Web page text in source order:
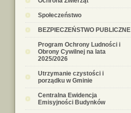
Społeczeństwo
BEZPIECZEŃSTWO PUBLICZNE
Program Ochrony Ludności i
Obrony Cywilnej na lata
2025/2026
Utrzymanie czystości i
porządku w Gminie
Centralna Ewidencja
Emisyjności Budynków